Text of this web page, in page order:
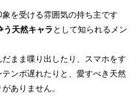
を受ける雰囲気の持ち主です
う天然キャラとして知られるメン
まま喋り出したり、スマホをす
ンポ遅れたりと、愛すべき天然
ありません。